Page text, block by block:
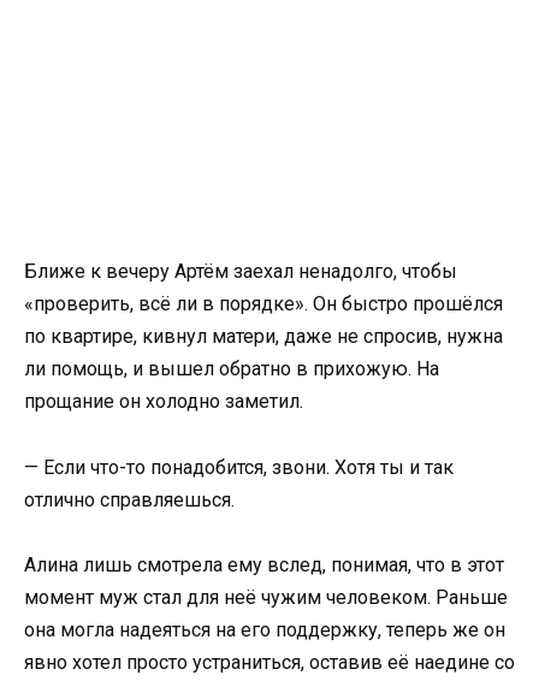
Ближе к вечеру Артём заехал ненадолго, чтобы
«проверить, всё ли в порядке». Он быстро прошёлся
по квартире, кивнул матери, даже не спросив, нужна
ли помощь, и вышел обратно в прихожую. На
прощание он холодно заметил.
— Если что-то понадобится, звони. Хотя ты и так
отлично справляешься.
Алина лишь смотрела ему вслед, понимая, что в этот
момент муж стал для неё чужим человеком. Раньше
она могла надеяться на его поддержку, теперь же он
явно хотел просто устраниться, оставив её наедине со